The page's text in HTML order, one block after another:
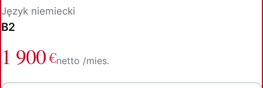
Język niemiecki
B2
1 900€netto /mies.